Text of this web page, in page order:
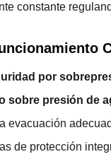
constante
por
sobre presión de
evacuación
de protección